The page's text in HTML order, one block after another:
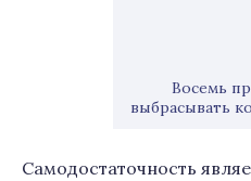
Восемь
выбрасывать
Самодостаточность